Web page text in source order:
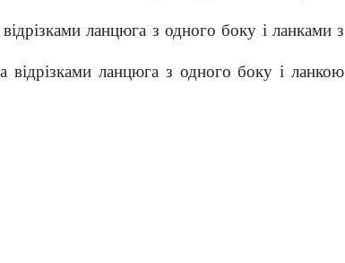
ланцюга з одного боку і ланками з
ланцюга з одного боку і ланкою